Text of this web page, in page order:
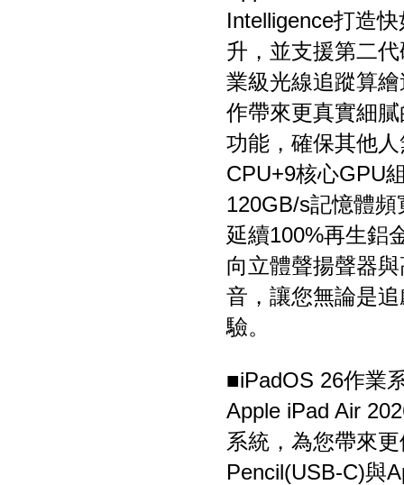
Intelligence打造
升，並支援第二
業級光線追蹤算
作帶來更真實細
功能，確保其他
CPU+9核心GPU
120GB/s記憶體
延續100%再生鋁
向立體聲揚聲器
音，讓您無論是
驗。
■iPadOS 26作業
Apple iPad Air
系統，為您帶來
Pencil(USB-C)與